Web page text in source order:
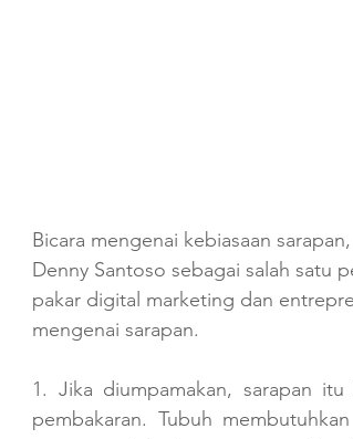
Bicara mengenai kebiasaan
Denny Santoso sebagai salah satu
pakar digital marketing dan
mengenai sarapan.
1. Jika diumpamakan, sarapan
pembakaran. Tubuh